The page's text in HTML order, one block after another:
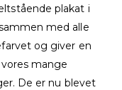
plakat i
med alle
og giver en
mange
De er nu blevet